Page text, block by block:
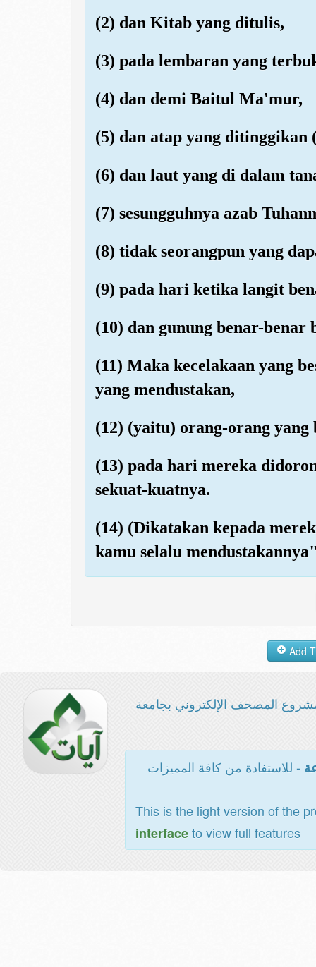
(2) dan Kitab yang ditulis,
(3) pada lembaran yang
(4) dan demi Baitul Ma'mur,
(5) dan atap yang ditinggikan
(6) dan laut yang di dalam
(7) sesungguhnya azab
(8) tidak seorangpun yang
(9) pada hari ketika langit
(10) dan gunung benar-benar
(11) Maka kecelakaan yang
yang mendustakan,
(12) (yaitu) orang-orang
(13) pada hari mereka
sekuat-kuatnya.
(14) (Dikatakan kepada
kamu selalu
المصحف الإلكتروني بجامعة
- للاستفادة من كافة المميزات
This is the light version of the
interfaceto view full features